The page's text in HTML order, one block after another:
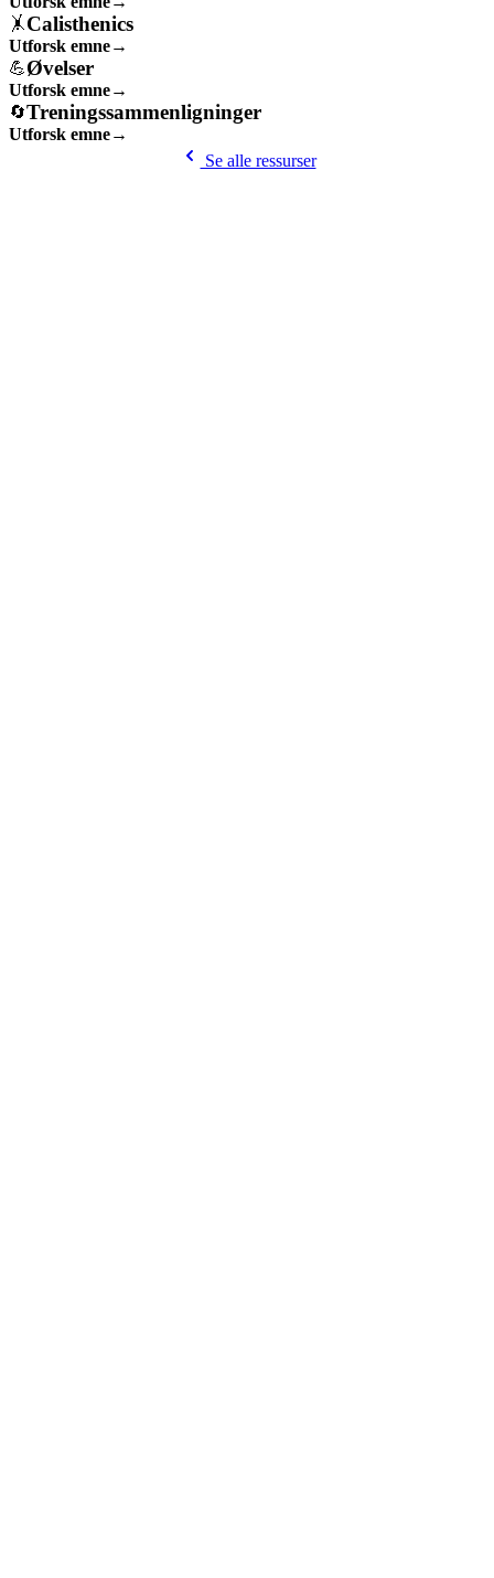
🤸Calisthenics
Utforsk emne→
💪Øvelser
Utforsk emne→
🔄Treningssammenligninger
Utforsk emne→
Se alle ressurser